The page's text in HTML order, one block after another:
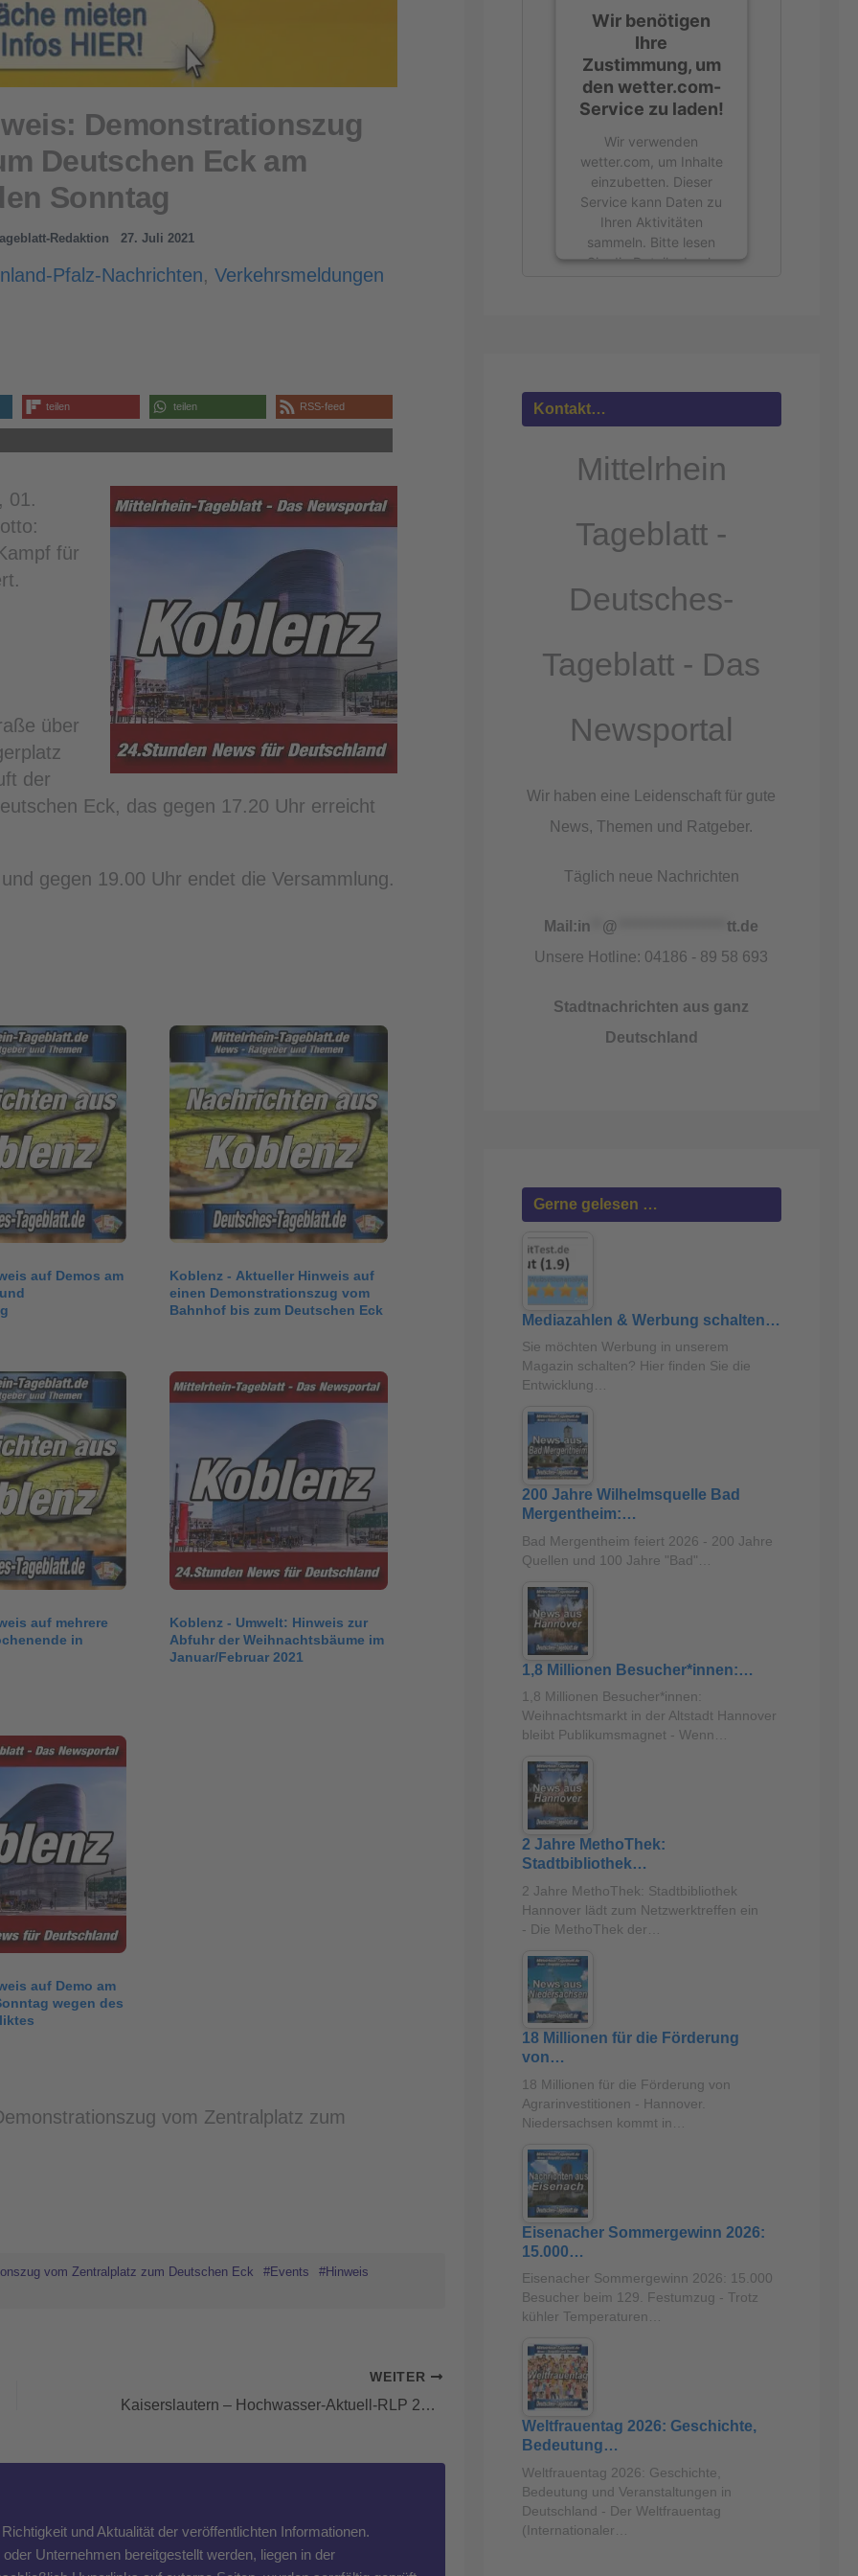
Demonstrationszug
Deutschen Eck am
Sonntag
Redaktion 27. Juli 2021
Pfalz-Nachrichten, Verkehrsmeldungen
teilen teilen RSS-feed
01.
für
über
der
Eck, das gegen 17.20 Uhr erreicht
gegen 19.00 Uhr endet die Versammlung.
auf Demos am
Koblenz - Aktueller Hinweis auf
einen Demonstrationszug vom
Bahnhof bis zum Deutschen Eck
auf mehrere
in
Koblenz - Umwelt: Hinweis zur
Abfuhr der Weihnachtsbäume im
Januar/Februar 2021
auf Demo am
wegen des
vom Zentralplatz zum
vom Zentralplatz zum Deutschen Eck #Events #Hinweis
WEITER
Kaiserslautern – Hochwasser-Aktuell-RLP 27.07.2021: Stadtentwässerung und WVE im Katastrophengebiet – Unterstützung bei Wiederherstellung der Infrastruktur
und Aktualität der veröffentlichten Informationen.
Unternehmen bereitgestellt werden, liegen in der
Wir benötigen
Ihre
Zustimmung, um
den wetter.com-
Service zu laden!
Wir verwenden
wetter.com, um Inhalte
einzubetten. Dieser
Service kann Daten zu
Ihren Aktivitäten
sammeln. Bitte lesen
Sie die Details durch
Informationen
powered by
& eRecht24
Kontakt…
Mittelrhein
Tageblatt -
Deutsches-
Tageblatt - Das
Newsportal
Wir haben eine Leidenschaft für gute
News, Themen und Ratgeber.
Täglich neue Nachrichten
Mail:in @ *******************tt.de
Unsere Hotline: 04186 - 89 58 693
Stadtnachrichten aus ganz
Deutschland
Gerne gelesen …
Mediazahlen & Werbung schalten…
Sie möchten Werbung in unserem
Magazin schalten? Hier finden Sie die
Entwicklung…
200 Jahre Wilhelmsquelle Bad
Mergentheim:…
Bad Mergentheim feiert 2026 - 200 Jahre
Quellen und 100 Jahre "Bad"…
1,8 Millionen Besucher*innen:…
1,8 Millionen Besucher*innen:
Weihnachtsmarkt in der Altstadt Hannover
bleibt Publikumsmagnet - Wenn…
2 Jahre MethoThek:
Stadtbibliothek…
2 Jahre MethoThek: Stadtbibliothek
Hannover lädt zum Netzwerktreffen ein
- Die MethoThek der…
18 Millionen für die Förderung
von…
18 Millionen für die Förderung von
Agrarinvestitionen - Hannover.
Niedersachsen kommt in…
Eisenacher Sommergewinn 2026:
15.000…
Eisenacher Sommergewinn 2026: 15.000
Besucher beim 129. Festumzug - Trotz
kühler Temperaturen…
Weltfrauentag 2026: Geschichte,
Bedeutung…
Weltfrauentag 2026: Geschichte,
Bedeutung und Veranstaltungen in
Deutschland - Der Weltfrauentag
(Internationaler…